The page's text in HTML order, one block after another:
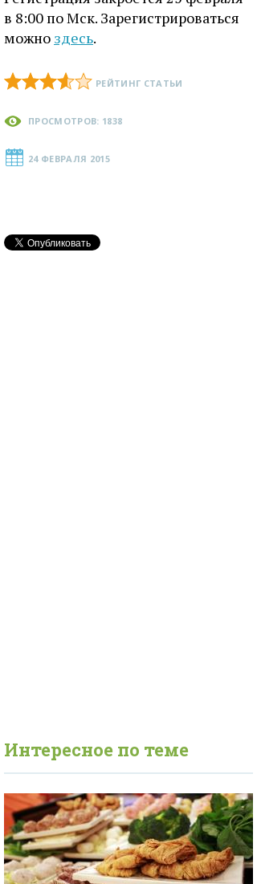
в 8:00 по Мск. Зарегистрироваться
можно здесь.
РЕЙТИНГ СТАТЬИ
ПРОСМОТРОВ: 1838
24 ФЕВРАЛЯ 2015
Интересное по теме